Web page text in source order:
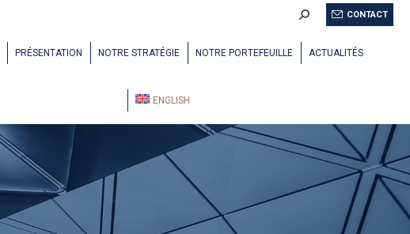
Recherche CONTACT
PRÉSENTATION NOTRE STRATÉGIE NOTRE PORTEFEUILLE ACTUALITÉS
ENGLISH